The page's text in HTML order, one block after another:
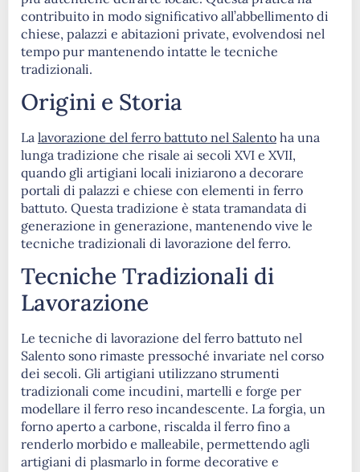
contribuito in modo significativo all’abbellimento di
chiese, palazzi e abitazioni private, evolvendosi nel
tempo pur mantenendo intatte le tecniche
tradizionali.​
Origini e Storia
La lavorazione del ferro battuto nel Salento ha una
lunga tradizione che risale ai secoli XVI e XVII,
quando gli artigiani locali iniziarono a decorare
portali di palazzi e chiese con elementi in ferro
battuto. Questa tradizione è stata tramandata di
generazione in generazione, mantenendo vive le
tecniche tradizionali di lavorazione del ferro. ​
Tecniche Tradizionali di
Lavorazione
Le tecniche di lavorazione del ferro battuto nel
Salento sono rimaste pressoché invariate nel corso
dei secoli. Gli artigiani utilizzano strumenti
tradizionali come incudini, martelli e forge per
modellare il ferro reso incandescente. La forgia, un
forno aperto a carbone, riscalda il ferro fino a
renderlo morbido e malleabile, permettendo agli
artigiani di plasmarlo in forme decorative e